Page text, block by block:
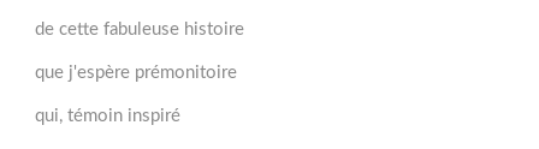
de cette fabuleuse histoire
que j'espère prémonitoire
qui, témoin inspiré